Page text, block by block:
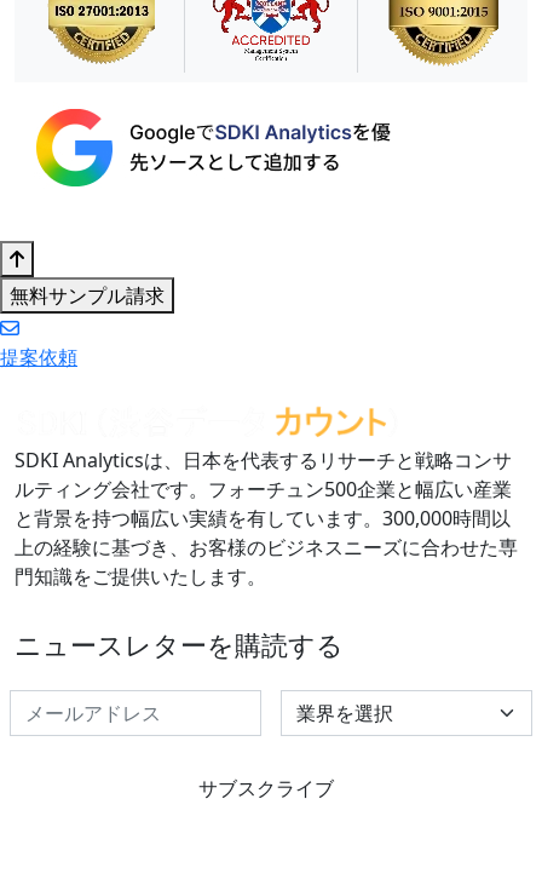
無料サンプル請求
提案依頼
SDKI Analyticsは、日本を代表するリサーチと戦略コンサ
ルティング会社です。フォーチュン500企業と幅広い産業
と背景を持つ幅広い実績を有しています。300,000時間以
上の経験に基づき、お客様のビジネスニーズに合わせた専
門知識をご提供いたします。
ニュースレターを購読する
Select Industry
サブスクライブ